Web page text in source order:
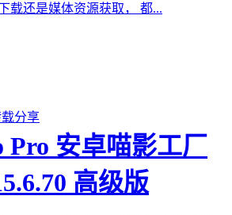
载还是媒体资源获取， 都...
分享
Pro 安卓喵影工厂
高级版